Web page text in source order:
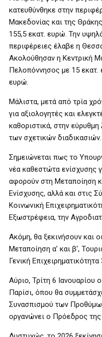
κατευθύνθηκε στην
Μακεδονίας και της
155,5 εκατ. ευρώ. Την
περιφέρειες έλαβε η
Ακολούθησαν η Κεντρική
Πελοπόννησος με 15 εκατ.
ευρώ.
Μάλιστα, μετά από τρία
για αξιολογητές και
καθοριστικά, στην εύρυθμη
των σχετικών διαδικασιών.
Σημειώνεται πως το
νέα καθεστώτα ενίσχυσης
αφορούν στη Μεταποίηση
Ενίσχυσης, αλλά και στις
Κοινωνική
Εξωστρέφεια, την
Ακόμη, θα ξεκινήσουν και
Μεταποίηση α’ και β’,
Γενική Επιχειρηματικότητα
Αύριο, Τρίτη 6
Παρίσι, όπου θα
Συνασπισμού των
οργανώνει ο Πρόεδρος